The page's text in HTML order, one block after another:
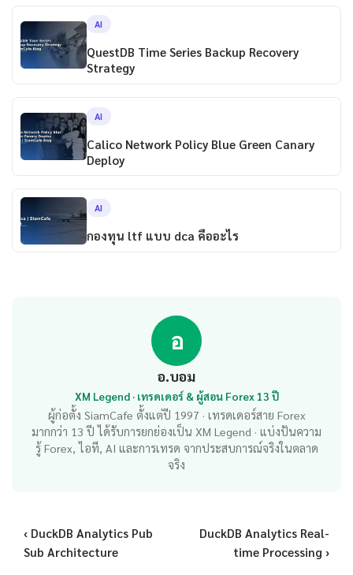
AI
QuestDB Time Series Backup Recovery
Strategy
AI
Calico Network Policy Blue Green Canary
Deploy
AI
กองทุน ltf แบบ dca คืออะไร
อ
อ.บอม
XM Legend · เทรดเดอร์ & ผู้สอน Forex 13 ปี
ผู้ก่อตั้ง SiamCafe ตั้งแต่ปี 1997 · เทรดเดอร์สาย Forex
มากกว่า 13 ปี ได้รับการยกย่องเป็น XM Legend · แบ่งปันความ
รู้ Forex, ไอที, AI และการเทรด จากประสบการณ์จริงในตลาด
จริง
‹ DuckDB Analytics Pub
Sub Architecture
DuckDB Analytics Real-
time Processing ›